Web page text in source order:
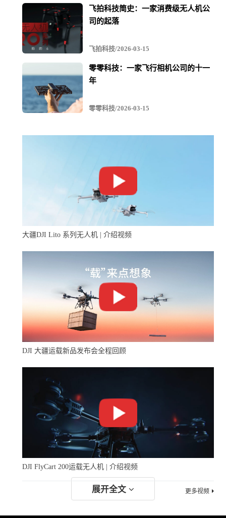
展开全文
飞拍科技简史：一家消费级无人机公
司的起落
飞拍科技/2026-03-15
零零科技：一家飞行相机公司的十一
年
零零科技/2026-03-15
大疆DJI Lito 系列无人机 | 介绍视频
DJI 大疆运载新品发布会全程回顾
DJI FlyCart 200运载无人机 | 介绍视频
更多视频